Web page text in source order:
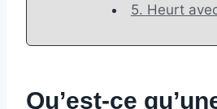
5. Heurt
Qu’est-ce